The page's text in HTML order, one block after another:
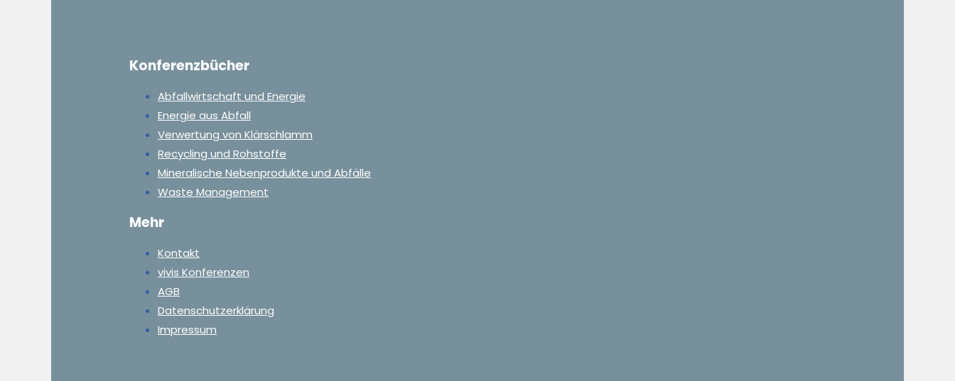
Konferenzbücher
Abfallwirtschaft und Energie
Energie aus Abfall
Verwertung von Klärschlamm
Recycling und Rohstoffe
Mineralische Nebenprodukte und Abfälle
Waste Management
Mehr
Kontakt
vivis Konferenzen
AGB
Datenschutzerklärung
Impressum